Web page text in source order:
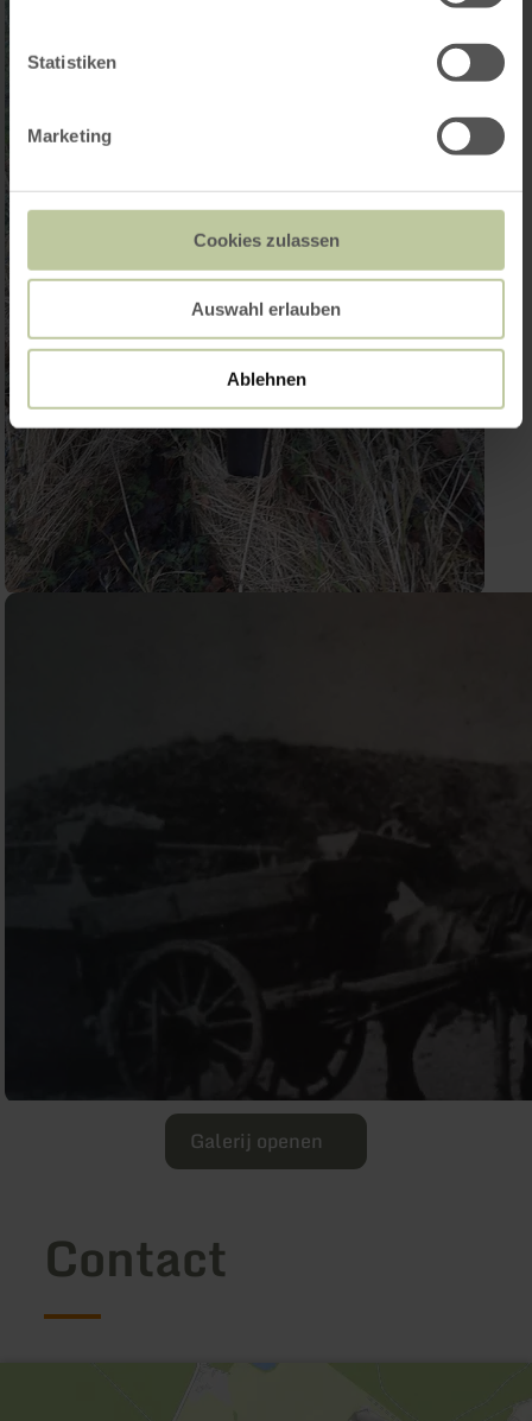
Statistiken
Marketing
Cookies zulassen
Auswahl erlauben
Ablehnen
Galerij openen
Contact